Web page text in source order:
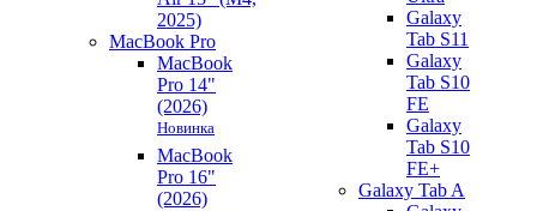
2025)
MacBook Pro
MacBook
Pro 14"
(2026)
Новинка
MacBook
Pro 16"
(2026)
Galaxy
Tab S11
Galaxy
Tab S10
FE
Galaxy
Tab S10
FE+
Galaxy Tab A